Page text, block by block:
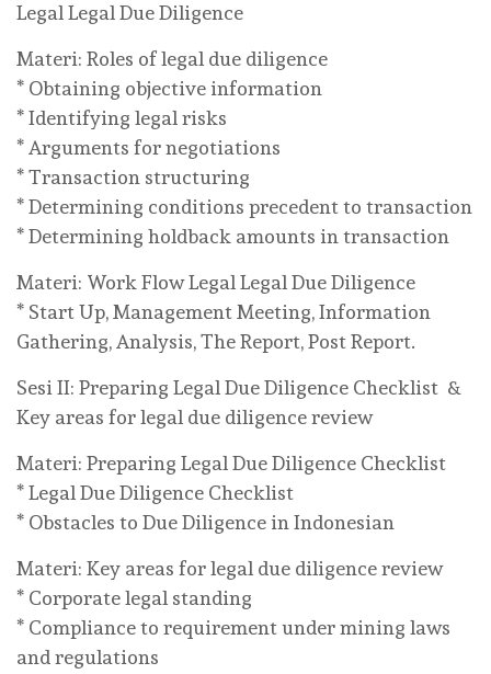
Legal Legal Due Diligence
Materi: Roles of legal due diligence
* Obtaining objective information
* Identifying legal risks
* Arguments for negotiations
* Transaction structuring
* Determining conditions precedent to transaction
* Determining holdback amounts in transaction
Materi: Work Flow Legal Legal Due Diligence
* Start Up, Management Meeting, Information
Gathering, Analysis, The Report, Post Report.
Sesi II: Preparing Legal Due Diligence Checklist &
Key areas for legal due diligence review
Materi: Preparing Legal Due Diligence Checklist
* Legal Due Diligence Checklist
* Obstacles to Due Diligence in Indonesian
Materi: Key areas for legal due diligence review
* Corporate legal standing
* Compliance to requirement under mining laws
and regulations